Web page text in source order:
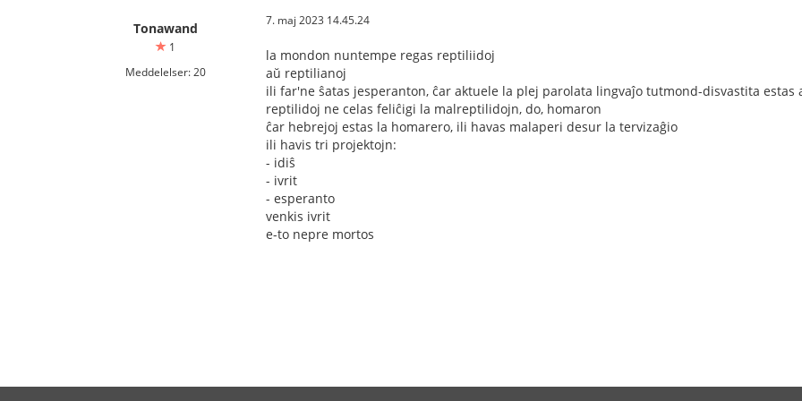
Tonawand
1
Meddelelser: 20
7. maj 2023 14.45.24
la mondon nuntempe regas reptiliidoj
aŭ reptilianoj
ili far'ne ŝatas jesperanton, ĉar aktuele la plej parolata lingvaĵo tutmond-disvastita estas
reptilidoj ne celas feliĉigi la malreptilidojn, do, homaron
ĉar hebrejoj estas la homarero, ili havas malaperi desur la tervizaĝio
ili havis tri projektojn:
- idiŝ
- ivrit
- esperanto
venkis ivrit
e-to nepre mortos